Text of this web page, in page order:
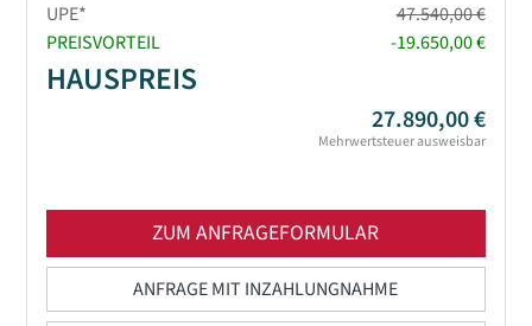
UPE*
47.540,00 €
PREISVORTEIL
-19.650,00 €
HAUSPREIS
27.890,00 €
Mehrwertsteuer ausweisbar
ZUM ANFRAGEFORMULAR
ANFRAGE MIT INZAHLUNGNAHME